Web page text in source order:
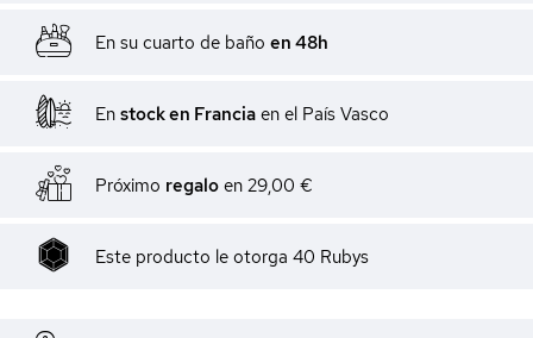
En su cuarto de baño en 48h
En stock en Francia en el País Vasco
Próximo regalo en 29,00 €
Este producto le otorga 40 Rubys